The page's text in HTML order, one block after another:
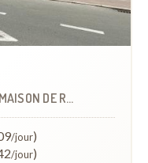
MAISON DE REPOS
/jour)
/jour)